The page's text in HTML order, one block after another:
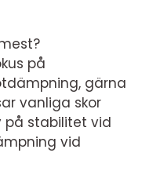
på
gärna
vanliga skor
på stabilitet vid
vid